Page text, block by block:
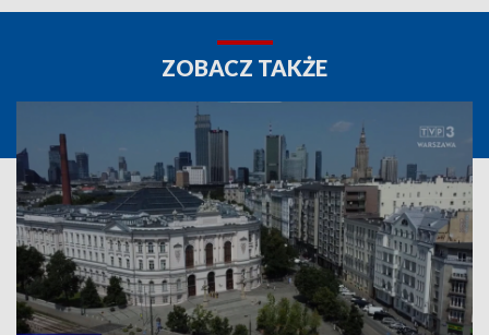
ZOBACZ TAKŻE